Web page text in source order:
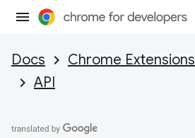
Docs Chrome Extensions
API